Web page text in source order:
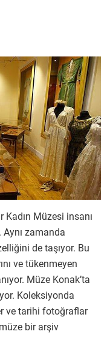
Kadın Müzesi insanı
zamanda
de taşıyor. Bu
ve tükenmeyen
Müze Konak’ta
Koleksiyonda
ve tarihi fotoğraflar
bir arşiv